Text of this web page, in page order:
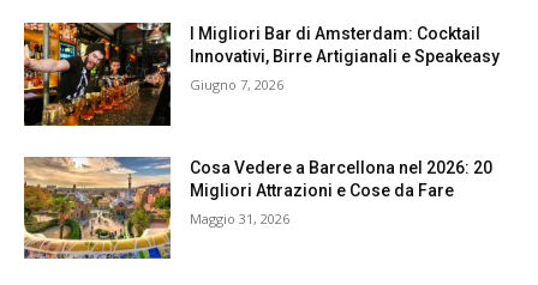
I Migliori Bar di Amsterdam: Cocktail
Innovativi, Birre Artigianali e Speakeasy
Giugno 7, 2026
Cosa Vedere a Barcellona nel 2026: 20
Migliori Attrazioni e Cose da Fare
Maggio 31, 2026